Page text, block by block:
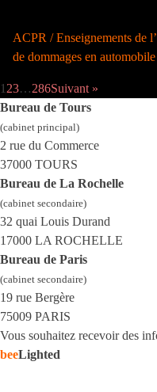
ACPR / Enseignements de
de dommages en
123…286Suivant »
Bureau de Tours
(cabinet principal)
2 rue du Commerce
37000 TOURS
Bureau de La Rochelle
(cabinet secondaire)
32 quai Louis Durand
17000 LA ROCHELLE
Bureau de Paris
(cabinet secondaire)
19 rue Bergère
75009 PARIS
Vous souhaitez recevoir des
beeLighted